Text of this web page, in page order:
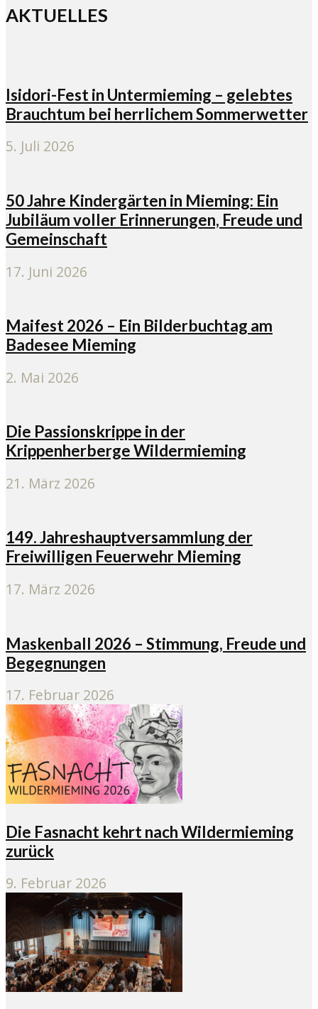
AKTUELLES
Isidori-Fest in Untermieming – gelebtes
Brauchtum bei herrlichem Sommerwetter
5. Juli 2026
50 Jahre Kindergärten in Mieming: Ein
Jubiläum voller Erinnerungen, Freude und
Gemeinschaft
17. Juni 2026
Maifest 2026 – Ein Bilderbuchtag am
Badesee Mieming
2. Mai 2026
Die Passionskrippe in der
Krippenherberge Wildermieming
21. März 2026
149. Jahreshauptversammlung der
Freiwilligen Feuerwehr Mieming
17. März 2026
Maskenball 2026 – Stimmung, Freude und
Begegnungen
17. Februar 2026
Die Fasnacht kehrt nach Wildermieming
zurück
9. Februar 2026